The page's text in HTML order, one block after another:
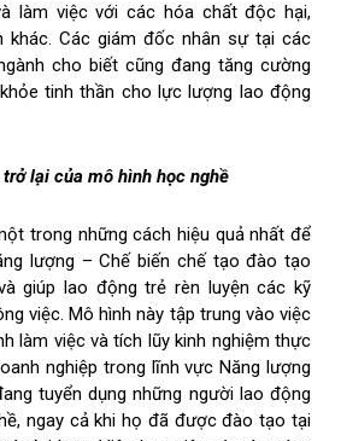
làm việc với các hóa chất độc hại,
khác. Các giám đốc nhân sự tại các
cho biết cũng đang tăng cường
tinh thần cho lực lượng lao động
lại của mô hình học nghề
trong những cách hiệu quả nhất để
lượng – Chế biến chế tạo đào tạo
giúp lao động trẻ rèn luyện các kỹ
việc. Mô hình này tập trung vào việc
làm việc và tích lũy kinh nghiệm thực
nghiệp trong lĩnh vực Năng lượng
tuyển dụng những người lao động
ngay cả khi họ đã được đào tạo tại